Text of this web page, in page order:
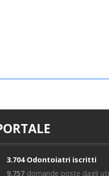
3.704Odontoiatri iscritti
9.757 domande poste dagli